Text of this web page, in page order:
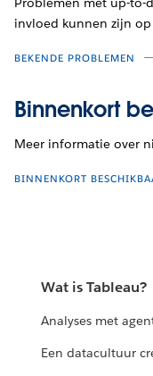
invloed kunnen zijn
BEKENDE PROBLEMEN
Binnenkort
Meer informatie over
BINNENKORT
Wat is Tableau?
Analyses met
Een datacultuur